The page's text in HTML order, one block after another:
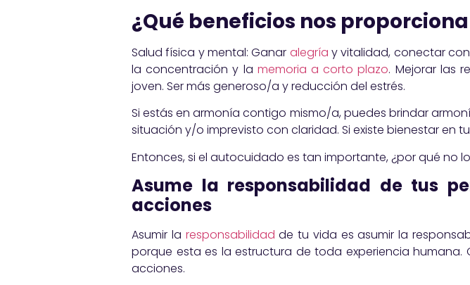
¿Qué beneficios nos
Salud física y mental: Ganar alegría y vitalidad, conectar
la concentración y la memoria a corto plazo. Mejorar las
joven. Ser más generoso/a y reducción del estrés.
Si estás en armonía contigo mismo/a, puedes brindar
situación y/o imprevisto con claridad. Si existe bienestar en
Entonces, si el autocuidado es tan importante, ¿por qué no
Asume la responsabilidad de tus
acciones
Asumir la responsabilidad de tu vida es asumir la
porque esta es la estructura de toda experiencia
acciones.